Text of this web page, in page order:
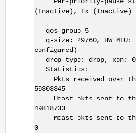
(Inactive), Tx (Inactive)
qos-group 5
q-size: 29760, HW MTU:
configured)
drop-type: drop, xon:
Statistics:
Pkts received
50303345
Ucast pkts sent to
49818733
Mcast pkts sent to
0